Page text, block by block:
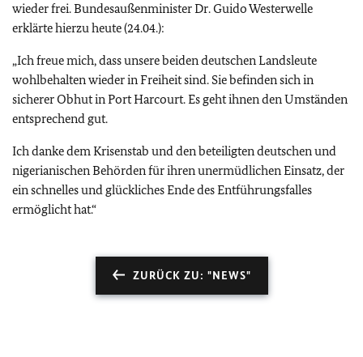
wieder frei. Bundesaußenminister Dr. Guido Westerwelle
erklärte hierzu heute (24.04.):
„Ich freue mich, dass unsere beiden deutschen Landsleute
wohlbehalten wieder in Freiheit sind. Sie befinden sich in
sicherer Obhut in Port Harcourt. Es geht ihnen den Umständen
entsprechend gut.
Ich danke dem Krisenstab und den beteiligten deutschen und
nigerianischen Behörden für ihren unermüdlichen Einsatz, der
ein schnelles und glückliches Ende des Entführungsfalles
ermöglicht hat.“
ZURÜCK ZU: "NEWS"